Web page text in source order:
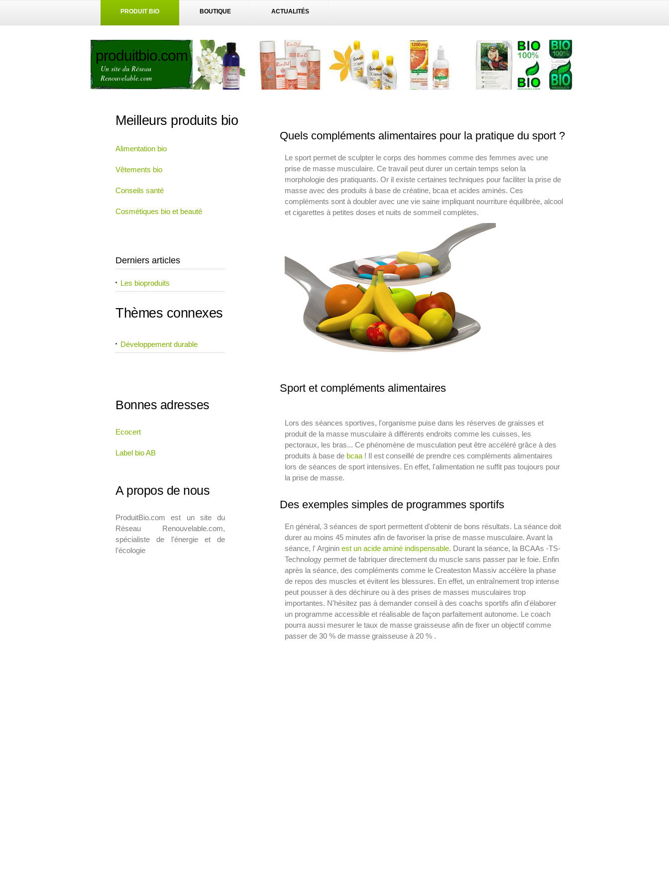
PRODUIT BIO BOUTIQUE ACTUALITÉS
produitbio.com
Un site du Réseau
Renouvelable.com
Quels compléments alimentaires pour la pratique du sport ?
Le sport permet de sculpter le corps des hommes comme des femmes avec une
prise de masse musculaire. Ce travail peut durer un certain temps selon la
morphologie des pratiquants. Or il existe certaines techniques pour faciliter la prise de
masse avec des produits à base de créatine, bcaa et acides aminés. Ces
compléments sont à doubler avec une vie saine impliquant nourriture équilibrée, alcool
et cigarettes à petites doses et nuits de sommeil complètes.
Sport et compléments alimentaires
Lors des séances sportives, l'organisme puise dans les réserves de graisses et
produit de la masse musculaire à différents endroits comme les cuisses, les
pectoraux, les bras... Ce phénomène de musculation peut être accéléré grâce à des
produits à base de bcaa ! Il est conseillé de prendre ces compléments alimentaires
lors de séances de sport intensives. En effet, l'alimentation ne suffit pas toujours pour
la prise de masse.
Des exemples simples de programmes sportifs
En général, 3 séances de sport permettent d'obtenir de bons résultats. La séance doit
durer au moins 45 minutes afin de favoriser la prise de masse musculaire. Avant la
séance, l' Arginin est un acide aminé indispensable. Durant la séance, la BCAAs -TS-
Technology permet de fabriquer directement du muscle sans passer par le foie. Enfin
après la séance, des compléments comme le Createston Massiv accélère la phase
de repos des muscles et évitent les blessures. En effet, un entraînement trop intense
peut pousser à des déchirure ou à des prises de masses musculaires trop
importantes. N'hésitez pas à demander conseil à des coachs sportifs afin d'élaborer
un programme accessible et réalisable de façon parfaitement autonome. Le coach
pourra aussi mesurer le taux de masse graisseuse afin de fixer un objectif comme
passer de 30 % de masse graisseuse à 20 % .
Meilleurs produits bio
Alimentation bio
Vêtements bio
Conseils santé
Cosmétiques bio et beauté
Derniers articles
Les bioproduits
Thèmes connexes
Développement durable
Bonnes adresses
Ecocert
Label bio AB
A propos de nous
ProduitBio.com est un site du
Réseau Renouvelable.com,
spécialiste de l'énergie et de
l'écologie